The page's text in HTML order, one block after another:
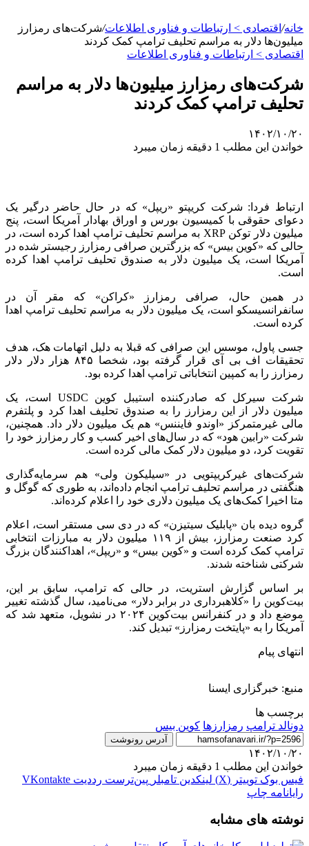
خانه/ اقتصادی > ارتباطات و فناوری اطلاعات/شرکت‌های رمزارز
میلیون‌ها دلار به مراسم تحلیف ترامپ کمک کردند
اقتصادی > ارتباطات و فناوری اطلاعات
شرکت‌های رمزارز میلیون‌ها دلار به مراسم
تحلیف ترامپ کمک کردند
۱۴۰۲/۱۰/۲۰
خواندن این مطلب 1 دقیقه زمان میبرد
ارتباط فردا: شرکت کریپتو «ریپل» که در حال حاضر درگیر یک
دعوای حقوقی با کمیسیون بورس و اوراق بهادار آمریکا است، پنج
میلیون دلار توکن XRP به مراسم تحلیف ترامپ اهدا کرده است، در
حالی که «کوین بیس» که بزرگترین صرافی رمزارز رجیستر شده در
آمریکا است، یک میلیون دلار به صندوق تحلیف ترامپ اهدا کرده
است.
در همین حال، صرافی رمزارز «کراکن» که مقر آن در
سانفرانسیسکو است، یک میلیون دلار به مراسم تحلیف ترامپ اهدا
کرده است.
جسی پاول، موسس این صرافی که قبلا به دلیل اتهامات هک، هدف
تحقیقات اف بی آی قرار گرفته بود، شخصا ۸۴۵ هزار دلار دلار
رمزارز را به کمپین انتخاباتی ترامپ اهدا کرده بود.
شرکت سیرکل که صادرکننده استیبل کوین USDC است، یک
میلیون دلار از این رمزارز را به صندوق تحلیف اهدا کرد و پلتفرم
مالی غیرمتمرکز «اوندو فایننس» هم یک میلیون دلار داد. همچنین،
شرکت «رابین هود» که در سال‌های اخیر کسب و کار رمزارز خود را
تقویت کرد، دو میلیون دلار کمک مالی کرده است.
شرکت‌های غیرکریپتویی در «سیلیکون ولی» هم سرمایه‌گذاری
هنگفتی در مراسم تحلیف ترامپ انجام داده‌اند، به طوری که گوگل و
متا اخیرا کمک‌های یک میلیون دلاری خود را اعلام کرده‌اند.
گروه دیده بان «پابلیک سیتیزن» که در دی سی مستقر است، اعلام
کرد صنعت رمزارز، بیش از ۱۱۹ میلیون دلار به مبارزات انتخابی
ترامپ کمک کرده است و «کوین بیس» و «ریپل»، اهداکنندگان بزرگ
شرکتی شناخته شدند.
بر اساس گزارش استریت، در حالی که ترامپ، سابق بر این،
بیت‌کوین را «کلاهبرداری در برابر دلار» می‌نامید، سال گذشته تغییر
موضع داد و در کنفرانس بیت‌کوین ۲۰۲۴ در نشویل، متعهد شد که
آمریکا را به «پایتخت رمزارز» تبدیل کند.
انتهای پیام
منبع: خبرگزاری ایسنا
برچسب ها
دونالد ترامپ رمزارزها کوین بیس
آدرس رونوشت
۱۴۰۲/۱۰/۲۰
خواندن این مطلب 1 دقیقه زمان میبرد
فیس بوک توییتر (X) لینکدین ‫تامبلر ‫پین‌ترست ‫رددیت ‫VKontakte
رایانامه چاپ
نوشته های مشابه